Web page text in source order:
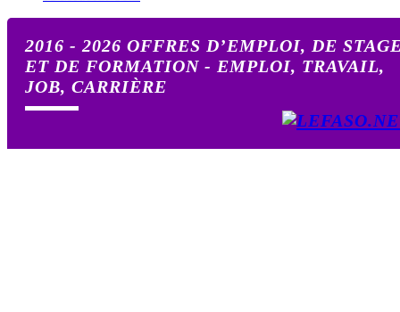
2016 - 2026 OFFRES D’EMPLOI, DE
ET DE FORMATION - EMPLOI, TRAVAIL,
JOB, CARRIÈRE